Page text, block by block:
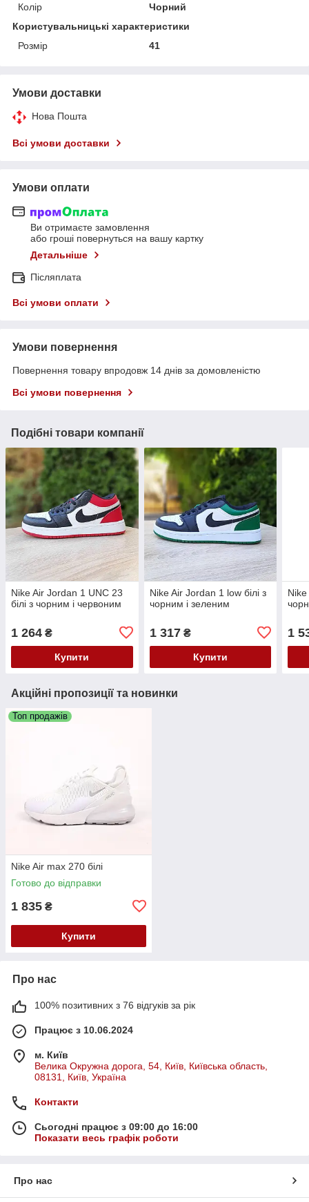
Колір
Чорний
Користувальницькі характеристики
Розмір
41
Умови доставки
Нова Пошта
Всі умови доставки
Умови оплати
Ви отримаєте замовлення
або гроші повернуться на вашу картку
Детальніше
Післяплата
Всі умови оплати
Умови повернення
Повернення товару впродовж 14 днів за домовленістю
Всі умови повернення
Подібні товари компанії
Nike Air Jordan 1 UNC 23
білі з чорним і червоним
1 264 ₴
Купити
Nike Air Jordan 1 low білі з
чорним і зеленим
1 317₴
Купити
Nike
1
Акційні пропозиції та новинки
Топ продажів
Nike Air max 270 білі
Готово до відправки
1 835 ₴
Купити
Про нас
100% позитивних з 76 відгуків за рік
Працює з 10.06.2024
м. Київ
Велика Окружна дорога, 54, Київ, Київська область,
08131, Київ, Україна
Контакти
Сьогодні працює з 09:00 до 16:00
Показати весь графік роботи
Про нас